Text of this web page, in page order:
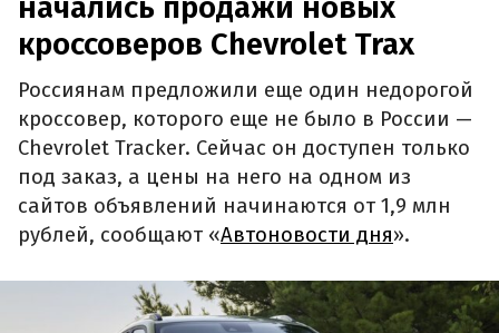
кроссоверов Chevrolet Trax
Россиянам предложили еще один недорогой
кроссовер, которого еще не было в России —
Chevrolet Tracker. Сейчас он доступен только
под заказ, а цены на него на одном из
сайтов объявлений начинаются от 1,9 млн
рублей, сообщают «Автоновости дня».